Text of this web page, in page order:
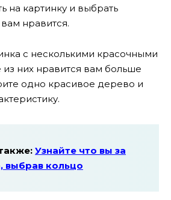
на картинку и выбрать
нравится.
с несколькими красочными
них нравится вам больше
одно красивое дерево и
Узнайте что вы за
выбрав кольцо